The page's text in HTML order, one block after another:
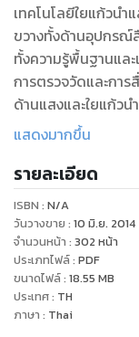
เทคโนโลยีใยแก้วน
ขวางทั้งด้านอุปกรณ์
ทั้งความรู้พื้นฐานและ
การตรวจวัดและการ
ด้านแสงและใยแก้ว
ด้านอุปกรณ์ตรวจวัด
แสดงมากขึ้น
รายละเอียด
ISBN : N/A
วันวางขาย : 10 มิ.ย. 2014
จำนวนหน้า : 302 หน้า
ประเภทไฟล์: PDF
ขนาดไฟล์: 18.55 MB
ประเทศ: TH
ภาษา : Thai